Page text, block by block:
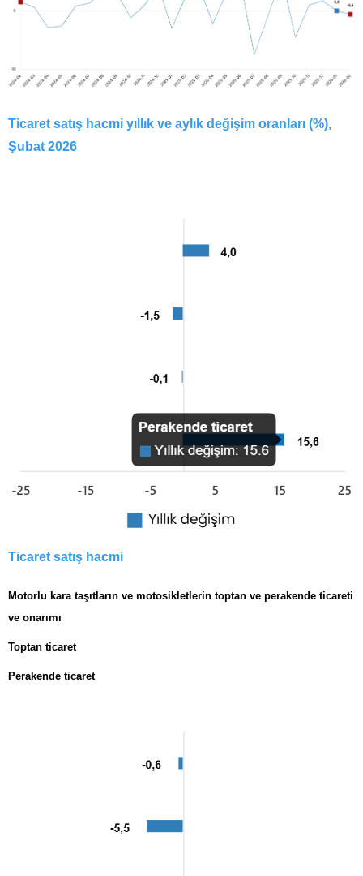
Ticaret satış hacmi yıllık ve aylık değişim oranları (%),
Şubat 2026
Ticaret satış hacmi
Motorlu kara taşıtların ve motosikletlerin toptan ve perakende ticareti
ve onarımı
Toptan ticaret
Perakende ticaret